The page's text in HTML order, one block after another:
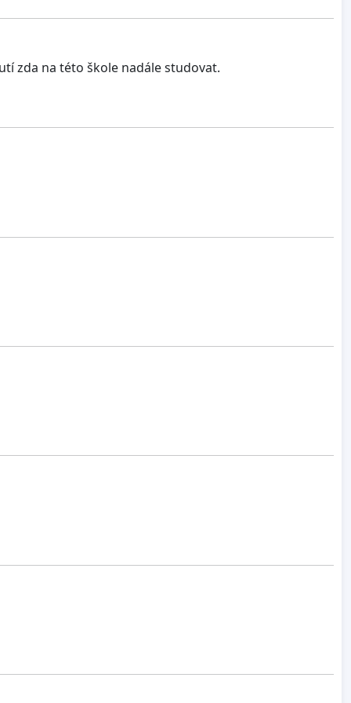
zda na této škole nadále studovat.